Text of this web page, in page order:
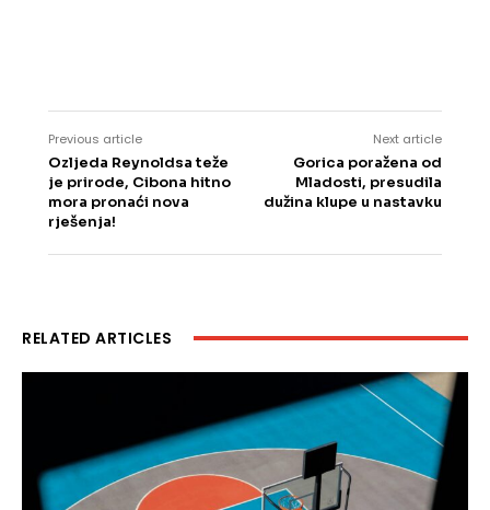
Previous article
Ozljeda Reynoldsa teže
je prirode, Cibona hitno
mora pronaći nova
rješenja!
Next article
Gorica poražena od
Mladosti, presudila
dužina klupe u nastavku
RELATED ARTICLES